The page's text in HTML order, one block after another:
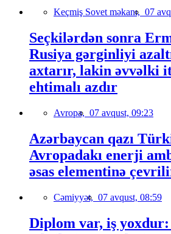
Keçmiş Sovet məkanı, 07
Seçkilərdən sonra
Rusiya gərginliyi
axtarır, lakin əvvəlki
ehtimalı azdır
Avropa, 07 avqust, 09:23
Azərbaycan qazı
Avropadakı enerji
əsas elementinə
Cəmiyyət, 07 avqust, 08:59
Diplom var, iş